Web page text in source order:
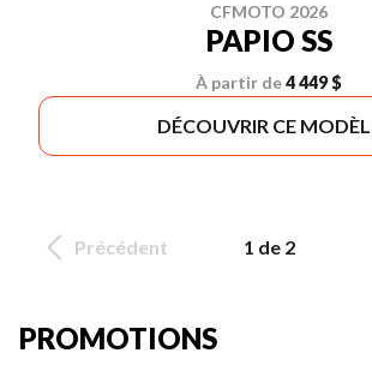
CFMOTO 2026
PAPIO SS
À partir de4 449 $
DÉCOUVRIR CE
Précédent 1 de 2
PROMOTIONS